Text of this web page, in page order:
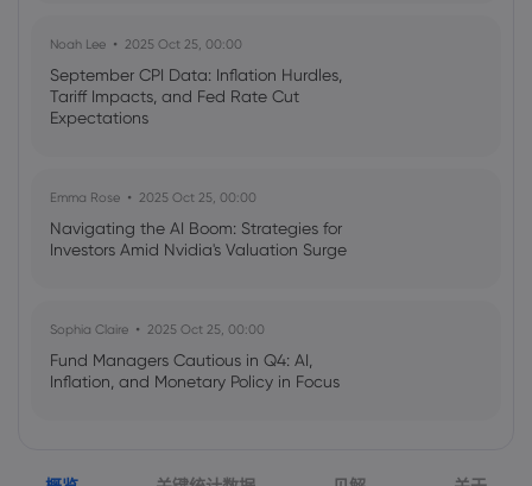
Noah Lee 2025 Oct 25, 00:00
September CPI Data: Inflation Hurdles,
Tariff Impacts, and Fed Rate Cut
Expectations
Emma Rose 2025 Oct 25, 00:00
Navigating the AI Boom: Strategies for
Investors Amid Nvidia's Valuation Surge
Sophia Claire 2025 Oct 25, 00:00
Fund Managers Cautious in Q4: AI,
Inflation, and Monetary Policy in Focus